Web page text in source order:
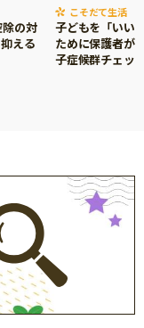
除の対
える
こそだて生活
子どもを「いい
ために保護者が
子症候群チェッ